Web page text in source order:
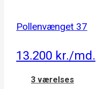
Pollenvænget 37
13.200 kr./md.
3 værelses